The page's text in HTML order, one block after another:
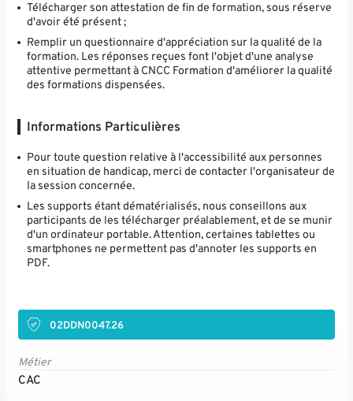
Télécharger son attestation de fin de formation, sous réserve
d'avoir été présent ;
Remplir un questionnaire d'appréciation sur la qualité de la
formation. Les réponses reçues font l'objet d'une analyse
attentive permettant à CNCC Formation d'améliorer la qualité
des formations dispensées.
Informations Particulières
Pour toute question relative à l'accessibilité aux personnes
en situation de handicap, merci de contacter l'organisateur de
la session concernée.
Les supports étant dématérialisés, nous conseillons aux
participants de les télécharger préalablement, et de se munir
d'un ordinateur portable. Attention, certaines tablettes ou
smartphones ne permettent pas d'annoter les supports en
PDF.
02DDN0047.26
Métier
CAC